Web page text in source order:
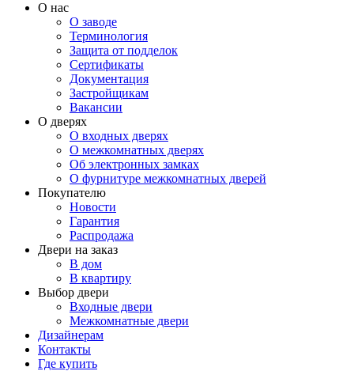
О нас
О заводе
Терминология
Защита от подделок
Сертификаты
Документация
Застройщикам
Вакансии
О дверях
О входных дверях
О межкомнатных дверях
Об электронных замках
О фурнитуре межкомнатных дверей
Покупателю
Новости
Гарантия
Распродажа
Двери на заказ
В дом
В квартиру
Выбор двери
Входные двери
Межкомнатные двери
Дизайнерам
Контакты
Где купить